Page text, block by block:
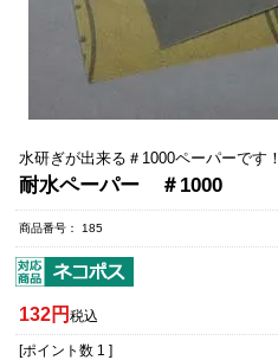
水研ぎが出来る＃1000ペーパーです！
耐水ペーパー ＃1000
商品番号 185
132 税込
[ポイント数 1 ]